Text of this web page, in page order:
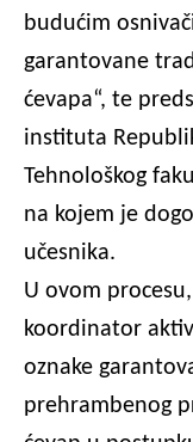
budućim
garantovane
ćevapa“, te
instituta
Tehnološkog
na kojem je
učesnika.
U ovom
koordinator
oznake
prehrambenog